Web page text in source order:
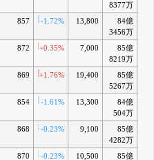
8377万
857 -1.72% 13,800
84億
3456万
872 +0.35% 7,000
85億
8219万
869 +1.76% 19,400
85億
5267万
854 -1.61% 13,300
84億
504万
868 -0.23% 9,100
85億
4282万
870 -0.23% 10,500
85億